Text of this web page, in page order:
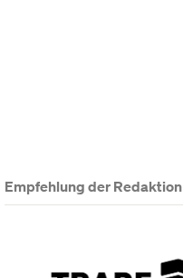
Empfehlung der Redaktion